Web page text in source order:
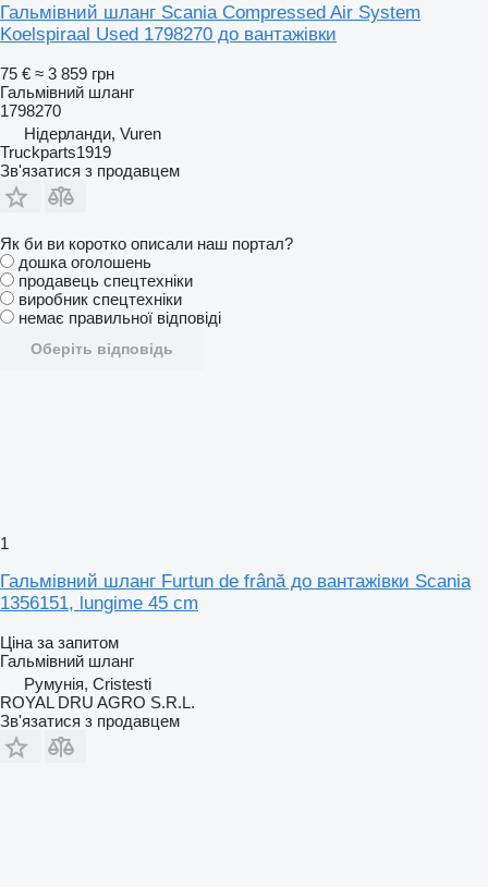
Гальмівний шланг Scania Compressed Air System
Koelspiraal Used 1798270 до вантажівки
75 € ≈ 3 859 грн
Гальмівний шланг
1798270
Нідерланди, Vuren
Truckparts1919
Зв'язатися з продавцем
Як би ви коротко описали наш портал?
дошка оголошень
продавець спецтехніки
виробник спецтехніки
немає правильної відповіді
Оберіть відповідь
1
Гальмівний шланг Furtun de frână до вантажівки Scania
1356151, lungime 45 cm
Ціна за запитом
Гальмівний шланг
Румунія, Cristesti
ROYAL DRU AGRO S.R.L.
Зв'язатися з продавцем